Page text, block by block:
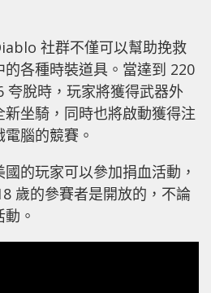
社群不僅可以幫助挽救
各種時裝道具。當達到 220
夸脫時，玩家將獲得武器外
坐騎，同時也將啟動獲得注
腦的競賽。
的玩家可以參加捐血活動，
歲的參賽者是開放的，不論
。